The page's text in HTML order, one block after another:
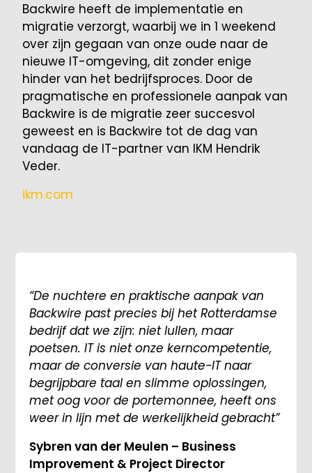
Backwire heeft de implementatie en
migratie verzorgt, waarbij we in 1 weekend
over zijn gegaan van onze oude naar de
nieuwe IT-omgeving, dit zonder enige
hinder van het bedrijfsproces. Door de
pragmatische en professionele aanpak van
Backwire is de migratie zeer succesvol
geweest en is Backwire tot de dag van
vandaag de IT-partner van IKM Hendrik
Veder.
ikm.com
“De nuchtere en praktische aanpak van
Backwire past precies bij het Rotterdamse
bedrijf dat we zijn: niet lullen, maar
poetsen. IT is niet onze kerncompetentie,
maar de conversie van haute-IT naar
begrijpbare taal en slimme oplossingen,
met oog voor de portemonnee, heeft ons
weer in lijn met de werkelijkheid gebracht”
Sybren van der Meulen – Business
Improvement & Project Director